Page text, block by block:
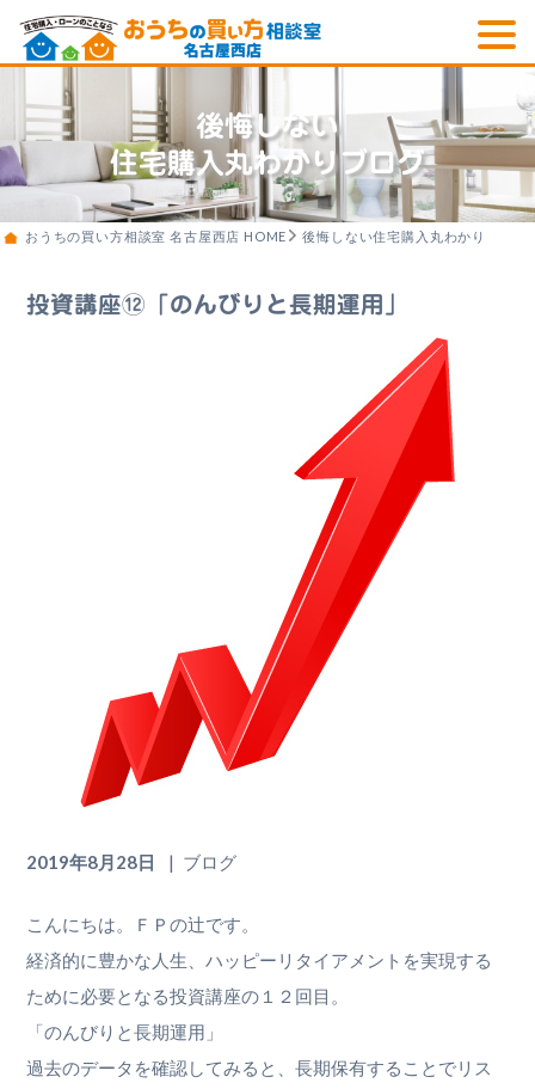
後悔しない
住宅購入丸わかりブログ
おうちの買い方相談室 名古屋西店 HOME 後悔しない住宅購入丸わかりブログ
投資講座⑫「のんびりと長期運用」
2019年8月28日 ブログ
こんにちは。ＦＰの辻です。
経済的に豊かな人生、ハッピーリタイアメントを実現する
ために必要となる投資講座の１２回目。
「のんびりと長期運用」
過去のデータを確認してみると、長期保有することでリス